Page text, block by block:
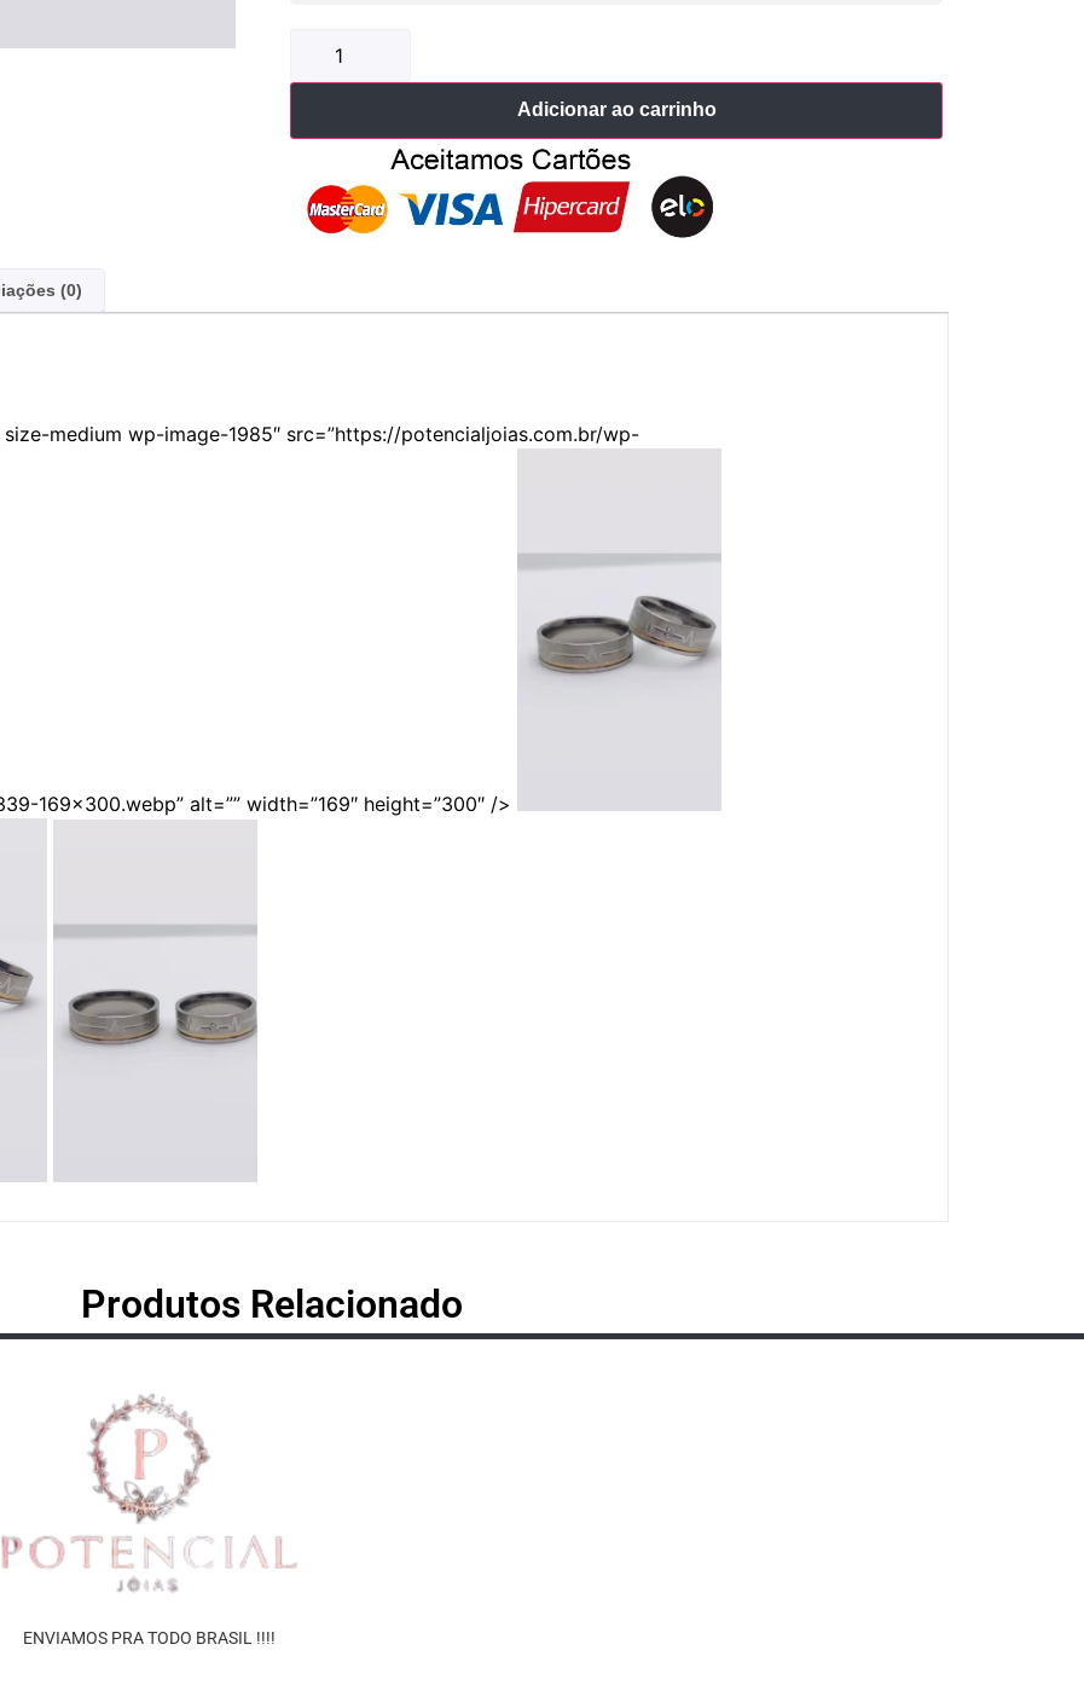
Adicionar ao carrinho
(0)
size-medium wp-image-1985″ src=”https://potencialjoias.com.br/wp-
169×300.webp” alt=”” width=”169″ height=”300″ />
Produtos Relacionado
ENVIAMOS PRA TODO BRASIL !!!!